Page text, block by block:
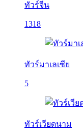
ทัวร์จีน
1318
ทัวร์มาเลเซีย
5
ทัวร์เวียดนาม